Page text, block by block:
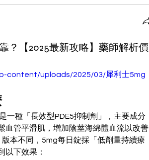
？【2025最新攻略】藥師解析價
content/uploads/2025/03/犀利士5mg
一種「長效型PDE5抑制劑」，主要成分
血管平滑肌，增加陰莖海綿體血流以改善
本不同，5mg每日錠採「低劑量持續療
以下效果：